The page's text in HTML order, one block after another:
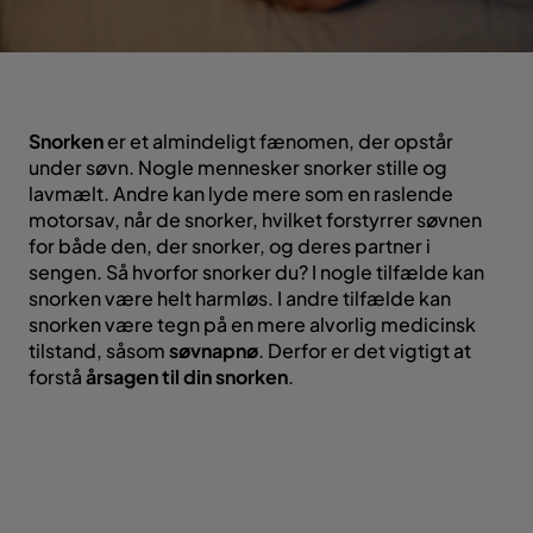
Snorkener et almindeligt fænomen, der opstår
under søvn. Nogle mennesker snorker stille og
lavmælt. Andre kan lyde mere som en raslende
motorsav, når de snorker, hvilket forstyrrer søvnen
for både den, der snorker, og deres partner i
sengen. Så hvorfor snorker du? I nogle tilfælde kan
snorken være helt harmløs. I andre tilfælde kan
snorken være tegn på en mere alvorlig medicinsk
tilstand, såsomsøvnapnø. Derfor er det vigtigt at
forståårsagen til din snorken.